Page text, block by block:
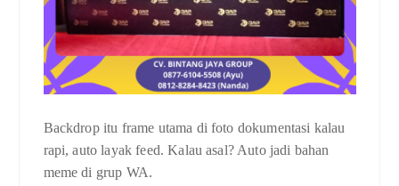
Backdrop itu frame utama di foto dokumentasi kalau
rapi, auto layak feed. Kalau asal? Auto jadi bahan
meme di grup WA.